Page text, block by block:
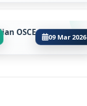
09 Mar 2026
OSCE Kedokteran